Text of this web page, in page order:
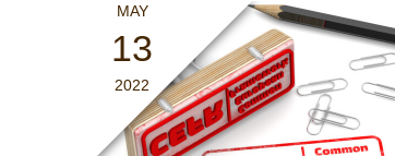
MAY
13
2022